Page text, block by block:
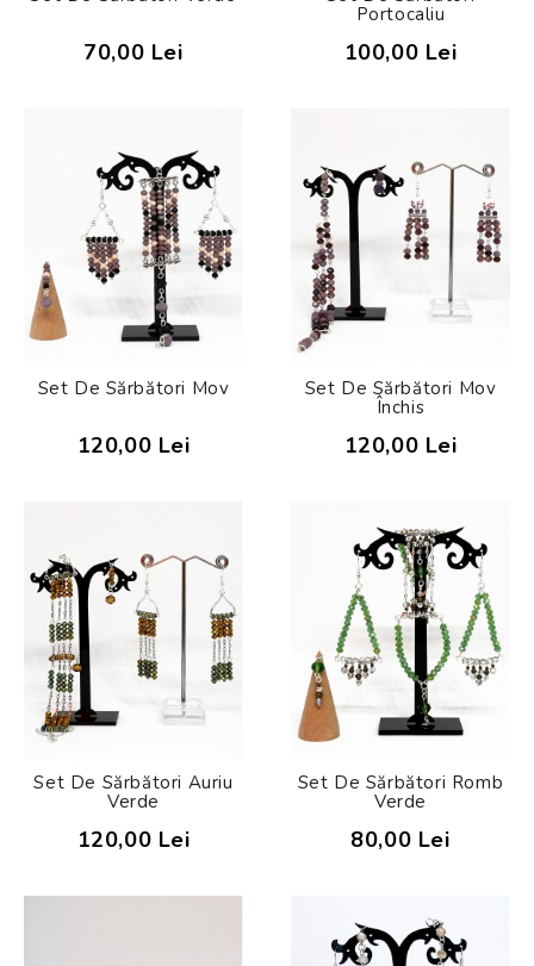
70,00 Lei
Portocaliu
100,00 Lei
Set De Sărbători Mov
120,00 Lei
Set De Sărbători Mov
Închis
120,00 Lei
Set De Sărbători Auriu
Verde
120,00 Lei
Set De Sărbători Romb
Verde
80,00 Lei